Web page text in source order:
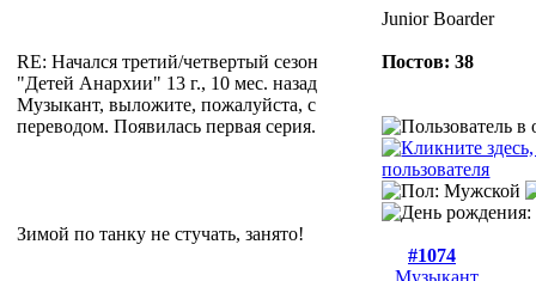
RE: Начался третий/четвертый сезон
"Детей Анархии" 13 г., 10 мес. назад
Музыкант, выложите, пожалуйста, с
переводом. Появилась первая серия.
Junior Boarder
Постов: 38
Зимой по танку не стучать, занято!
#1074
Музыкант